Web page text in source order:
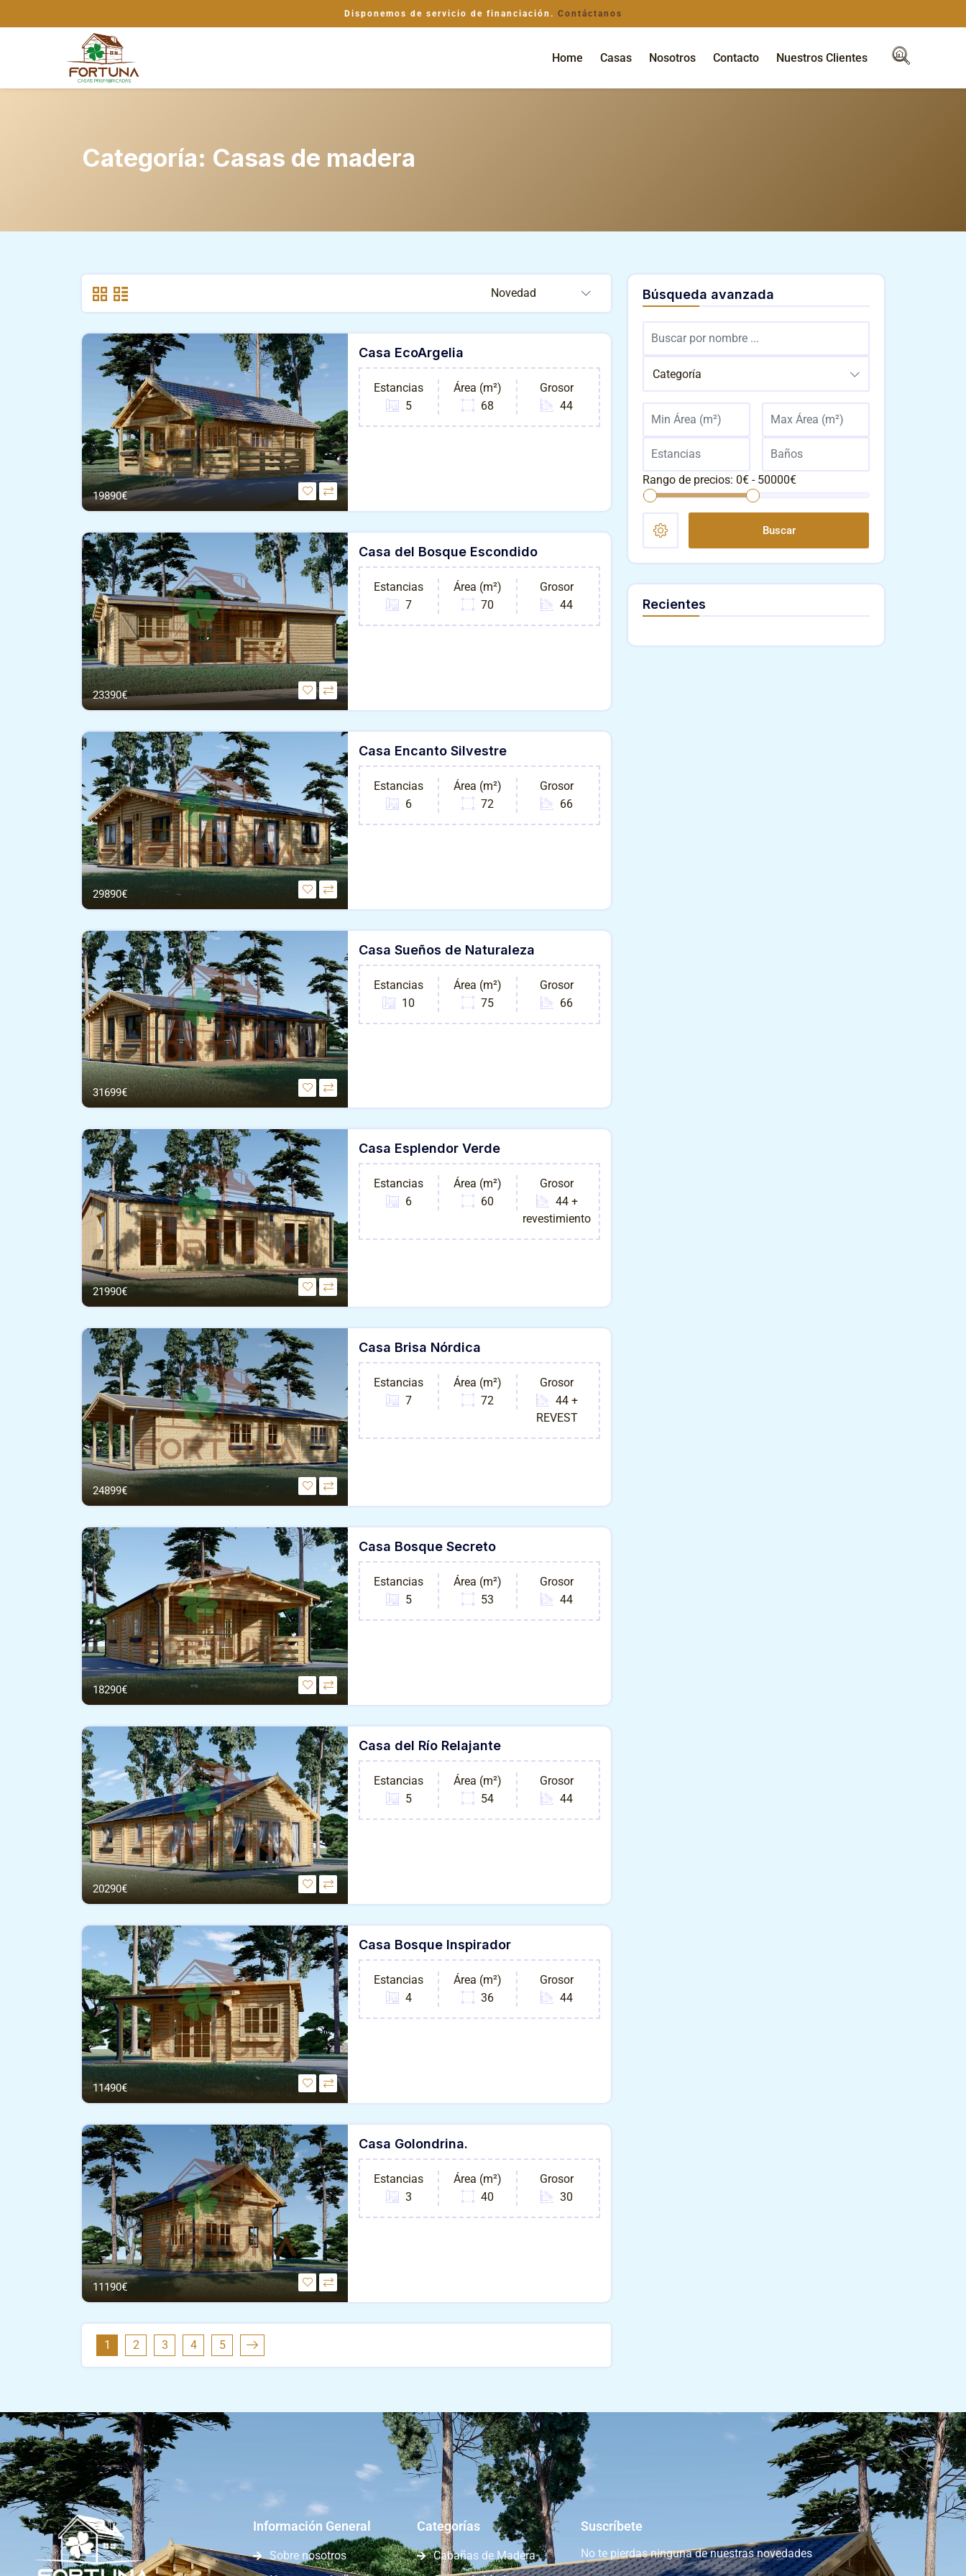
Disponemos de servicio de financiación. Contáctanos
Home Casas Nosotros Contacto Nuestros Clientes
Categoría: Casas de madera
Novedad
19890€
Casa EcoArgelia
Estancias
5
Área (m²)
68
Grosor
44
23390€
Casa del Bosque Escondido
Estancias
7
Área (m²)
70
Grosor
44
29890€
Casa Encanto Silvestre
Estancias
6
Área (m²)
72
Grosor
66
31699€
Casa Sueños de Naturaleza
Estancias
10
Área (m²)
75
Grosor
66
21990€
Casa Esplendor Verde
Estancias
6
Área (m²)
60
Grosor
44 +
revestimiento
24899€
Casa Brisa Nórdica
Estancias
7
Área (m²)
72
Grosor
44 +
REVEST
18290€
Casa Bosque Secreto
Estancias
5
Área (m²)
53
Grosor
44
20290€
Casa del Río Relajante
Estancias
5
Área (m²)
54
Grosor
44
11490€
Casa Bosque Inspirador
Estancias
4
Área (m²)
36
Grosor
44
11190€
Casa Golondrina.
Estancias
3
Área (m²)
40
Grosor
30
1 2 3 4 5
Búsqueda avanzada
Categoría
Rango de precios: 0€ - 50000€
Buscar
Recientes
Información General
Sobre nosotros
Categorías
Cabañas de Madera
Suscríbete
No te pierdas ninguna de nuestras novedades